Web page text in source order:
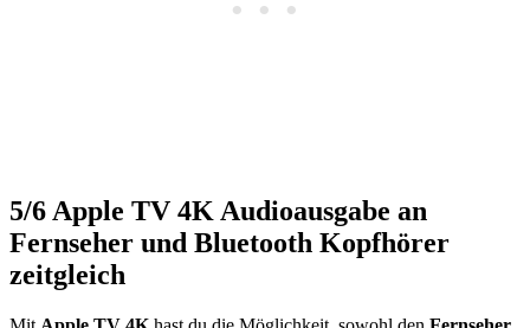
5/6Apple TV 4K Audioausgabe an
Fernseher und Bluetooth Kopfhörer
zeitgleich